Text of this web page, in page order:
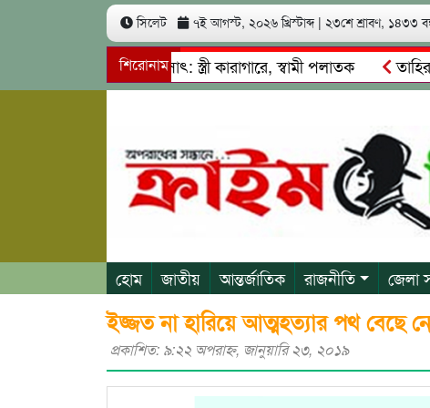
সিলেট ৭ই আগস্ট, ২০২৬ খ্রিস্টাব্দ | ২৩শে শ্রাবণ, ১৪৩৩
শিরোনাম
কোটি টাকা আত্মসাৎ: স্ত্রী কারাগারে, স্বামী পলাতক তাহিরপুরে
ও শ্রমিকদের মারধর
নগরীতে কোটি টাকার সম্পত্তি দখলের
হোম জাতীয় আন্তর্জাতিক রাজনীতি জেলা
ইজ্জত না হারিয়ে আত্মহত্যার পথ বেছে
প্রকাশিত: ৯:২২ অপরাহ্ণ, জানুয়ারি ২৩, ২০১৯